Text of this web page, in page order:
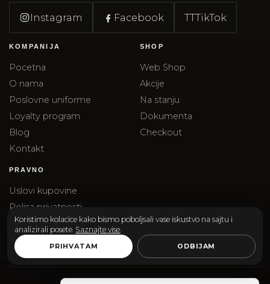
Instagram Facebook TTTikTok
KOMPANIJA
Pocetna
O nama
Poslovne uniforme
Loyalty program
Blog
Kontakt
SHOP
Web Shop
Akcije
Na stanju
Dokumenta
Checkout
PRAVNO
Uslovi kupovine
Polisa privatnosti
Reklamacije
Isporuka
Koristimo kolacice kako bismo poboljsali vase iskustvo na sajtu i
analizirali posete. Saznajte vise
PRIHVATAM ODBIJAM